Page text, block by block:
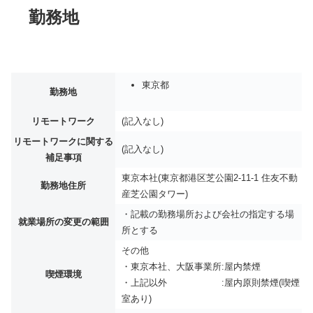
勤務地
勤務地
東京都
リモートワーク
(記入なし)
リモートワークに関する
補足事項
(記入なし)
勤務地住所
東京本社(東京都港区芝公園2-11-1 住友不動
産芝公園タワー)
就業場所の変更の範囲
・記載の勤務場所および会社の指定する場
所とする
喫煙環境
その他
・東京本社、大阪事業所:屋内禁煙
・上記以外 :屋内原則禁煙(喫煙
室あり)